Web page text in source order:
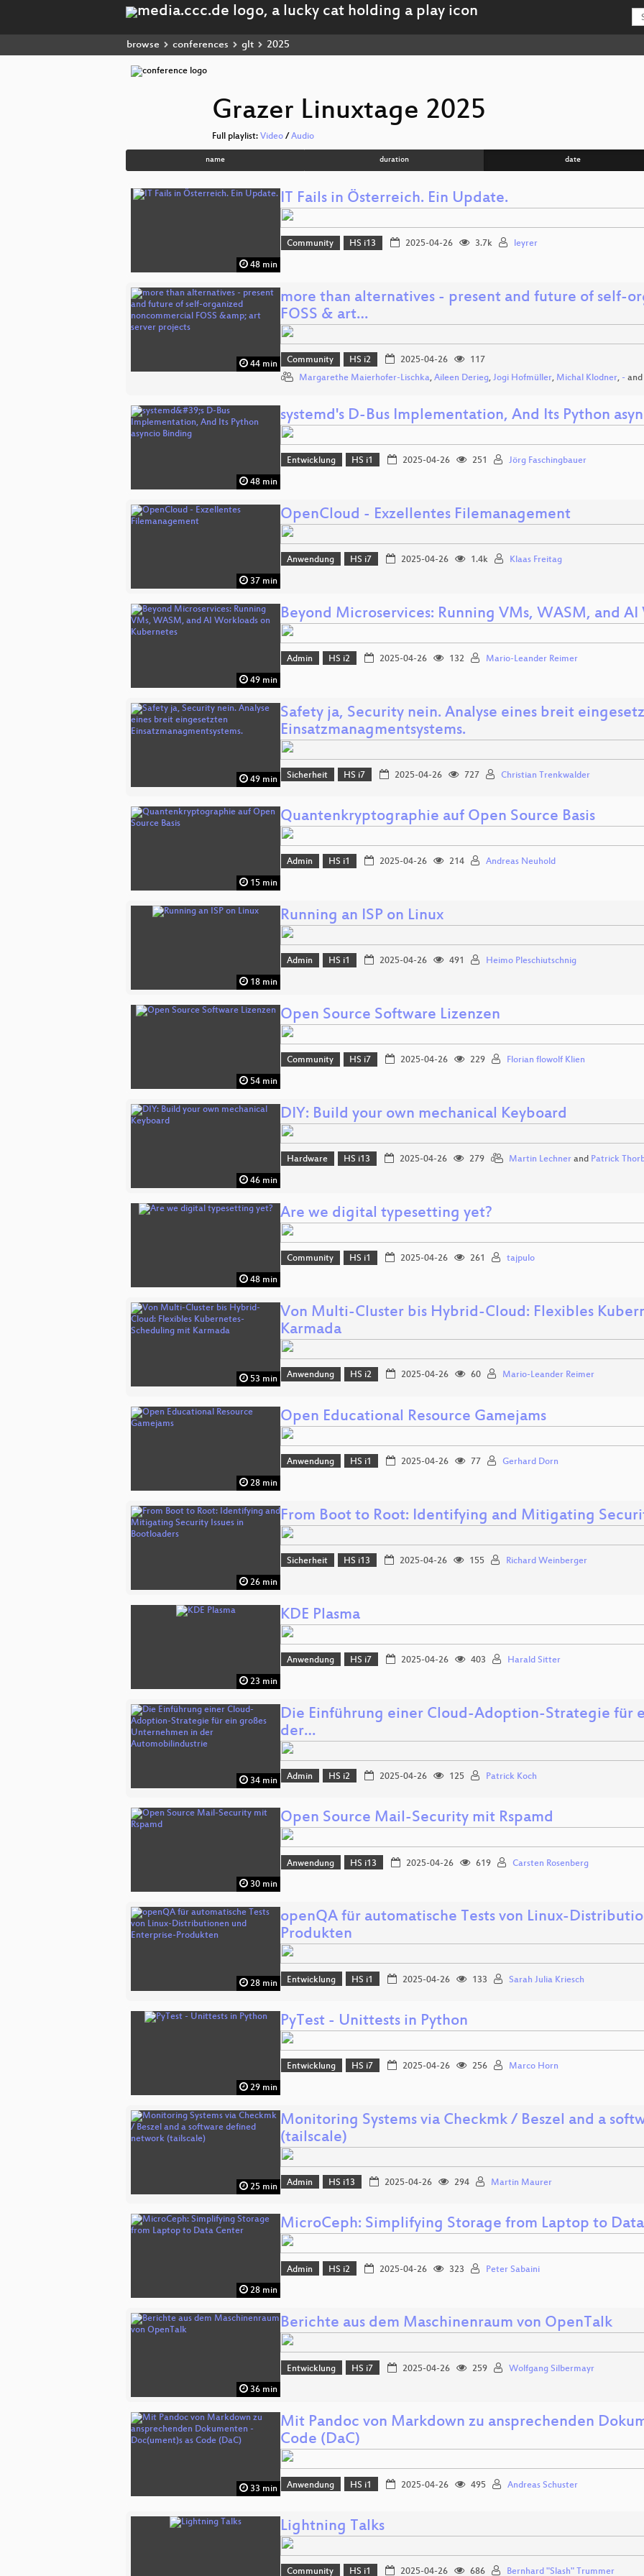
browse conferences glt 2025
Grazer Linuxtage 2025
Full playlist: Video / Audio
name duration date
48 min
IT Fails in Österreich. Ein Update.
Community HS i13 2025-04-26 3.7k leyrer
44 min
more than alternatives - present and future of self-
FOSS & art…
Community HS i2 2025-04-26
117
Margarethe Maierhofer-Lischka, Aileen Derieg, Jogi Hofmüller, Michal Klodner, - and
48 min
systemd's D-Bus Implementation, And Its Python
Entwicklung HS i1 2025-04-26 251 Jörg Faschingbauer
37 min
OpenCloud - Exzellentes Filemanagement
Anwendung HS i7 2025-04-26 1.4k Klaas Freitag
49 min
Beyond Microservices: Running VMs, WASM, and
Admin HS i2 2025-04-26 132 Mario-Leander Reimer
49 min
Safety ja, Security nein. Analyse eines breit
Einsatzmanagmentsystems.
Sicherheit HS i7 2025-04-26 727 Christian Trenkwalder
15 min
Quantenkryptographie auf Open Source Basis
Admin HS i1 2025-04-26 214 Andreas Neuhold
18 min
Running an ISP on Linux
Admin HS i1 2025-04-26 491 Heimo Pleschiutschnig
54 min
Open Source Software Lizenzen
Community HS i7 2025-04-26 229 Florian flowolf Klien
46 min
DIY: Build your own mechanical Keyboard
Hardware HS i13 2025-04-26 279 Martin Lechnerand Patrick
48 min
Are we digital typesetting yet?
Community HS i1 2025-04-26 261 tajpulo
53 min
Von Multi-Cluster bis Hybrid-Cloud: Flexibles
Karmada
Anwendung HS i2 2025-04-26 60 Mario-Leander Reimer
28 min
Open Educational Resource Gamejams
Anwendung HS i1 2025-04-26 77 Gerhard Dorn
26 min
From Boot to Root: Identifying and Mitigating
Sicherheit HS i13 2025-04-26 155 Richard Weinberger
23 min
KDE Plasma
Anwendung HS i7 2025-04-26 403 Harald Sitter
34 min
Die Einführung einer Cloud-Adoption-Strategie für
der…
Admin HS i2 2025-04-26 125 Patrick Koch
30 min
Open Source Mail-Security mit Rspamd
Anwendung HS i13 2025-04-26 619 Carsten Rosenberg
28 min
openQA für automatische Tests von Linux-
Produkten
Entwicklung HS i1 2025-04-26 133 Sarah Julia Kriesch
29 min
PyTest - Unittests in Python
Entwicklung HS i7 2025-04-26 256 Marco Horn
25 min
Monitoring Systems via Checkmk / Beszel and a
(tailscale)
Admin HS i13 2025-04-26 294 Martin Maurer
28 min
MicroCeph: Simplifying Storage from Laptop to
Admin HS i2 2025-04-26 323 Peter Sabaini
36 min
Berichte aus dem Maschinenraum von OpenTalk
Entwicklung HS i7 2025-04-26 259 Wolfgang Silbermayr
33 min
Mit Pandoc von Markdown zu ansprechenden
Code (DaC)
Anwendung HS i1 2025-04-26 495 Andreas Schuster
Lightning Talks
Community HS i1 2025-04-26 686 Bernhard "Slash" Trummer